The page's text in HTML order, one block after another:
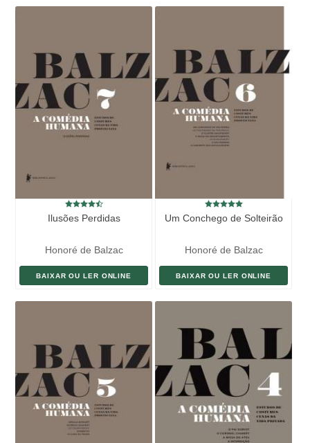
Ilusões Perdidas
Honoré de Balzac
BAIXAR OU LER ONLINE
Um Conchego de Solteirão
Honoré de Balzac
BAIXAR OU LER ONLINE